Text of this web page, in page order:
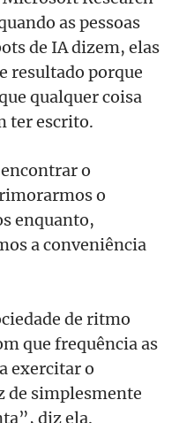
as pessoas
de IA dizem, elas
resultado porque
qualquer coisa
ter escrito.
o
o
enquanto,
a conveniência
de ritmo
que frequência as
exercitar o
de simplesmente
diz ela.